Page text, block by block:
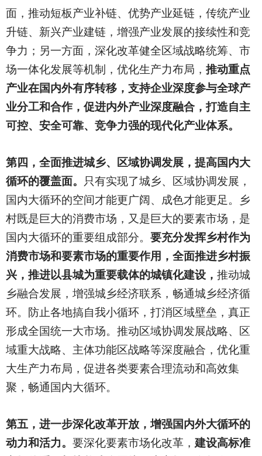
面，推动短板产业补链、优势产业延链，传统产业
升链、新兴产业建链，增强产业发展的接续性和竞
争力；另一方面，深化改革健全区域战略统筹、市
场一体化发展等机制，优化生产力布局， 推动重点
产业在国内外有序转移，支持企业深度参与全球产
业分工和合作，促进内外产业深度融合，打造自主
可控、安全可靠、竞争力强的现代化产业体系。
第四，全面推进城乡、区域协调发展，提高国内大
循环的覆盖面。
只有实现了城乡、区域协调发展，
国内大循环的空间才能更广阔、成色才能更足。乡
村既是巨大的消费市场，又是巨大的要素市场，是
国内大循环的重要组成部分。 要充分发挥乡村作为
消费市场和要素市场的重要作用，全面推进乡村振
兴，推进以县城为重要载体的城镇化建设， 推动城
乡融合发展，增强城乡经济联系，畅通城乡经济循
环。防止各地搞自我小循环，打消区域壁垒，真正
形成全国统一大市场。推动区域协调发展战略、区
域重大战略、主体功能区战略等深度融合，优化重
大生产力布局，促进各类要素合理流动和高效集
聚，畅通国内大循环。
第五，进一步深化改革开放，增强国内外大循环的
动力和活力。 要深化要素市场化改革， 建设高标准